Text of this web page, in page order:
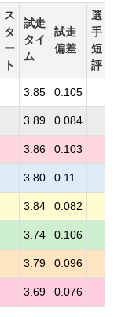
ス
タ
ー
ト
試走
タイ
ム
試走
偏差
選
手
短
評
3.85 0.105
3.89 0.084
3.86 0.103
3.80 0.11
3.84 0.082
3.74 0.106
3.79 0.096
3.69 0.076